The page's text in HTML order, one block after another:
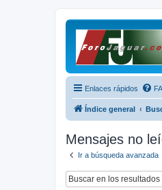
Enlaces rápidos
Índice general
Mensajes no
Ir a búsqueda avanzada